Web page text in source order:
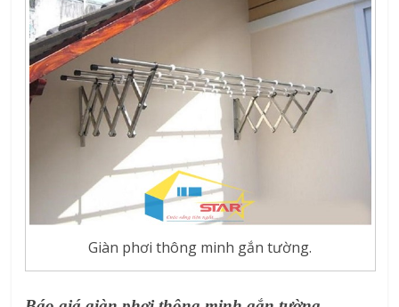
Giàn phơi thông minh gắn tường.